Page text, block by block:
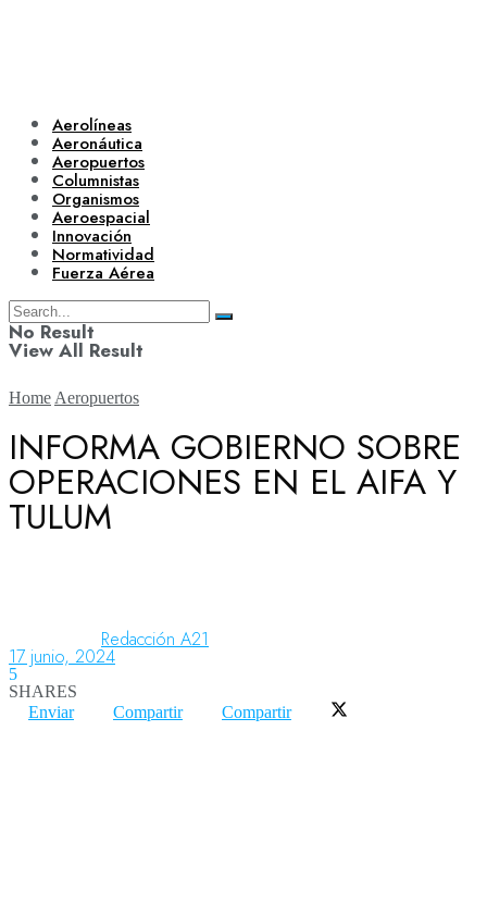
Aerolíneas
Aeronáutica
Aeropuertos
Columnistas
Organismos
Aeroespacial
Innovación
Normatividad
Fuerza Aérea
No Result
View All Result
Aerolíneas
Aeropuertos
Columnistas
Home Aeropuertos
INFORMA GOBIERNO SOBRE
OPERACIONES EN EL AIFA Y
TULUM
Redacción A21
17 junio, 2024
5
SHARES
Enviar
Compartir Compartir